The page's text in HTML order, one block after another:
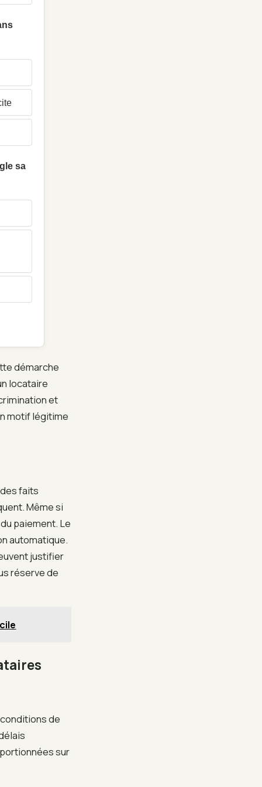
sa
démarche
locataire
et
motif légitime
faits
Même si
paiement. Le
automatique.
justifier
réserve de
de
sur